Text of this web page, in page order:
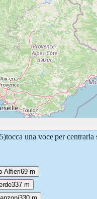
)tocca una voce per centrarla
Alfieri69 m
337 m